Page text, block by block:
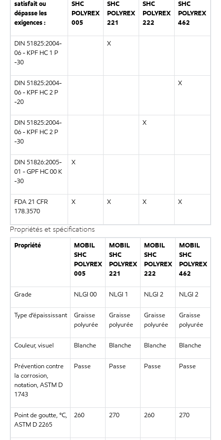
satisfait ou
dépasse les
exigences :
SHC
POLYREX
005
SHC
POLYREX
221
SHC
POLYREX
222
SHC
POLYREX
462
DIN 51825:2004-
06 - KPF HC 1 P
-30
X
DIN 51825:2004-
06 - KPF HC 2 P
-20
X
DIN 51825:2004-
06 - KPF HC 2 P
-30
X
DIN 51826:2005-
01 - GPF HC 00 K
-30
X
FDA 21 CFR
178.3570
X X X X
Propriétés et spécifications
Propriété
MOBIL
SHC
POLYREX
005
MOBIL
SHC
POLYREX
221
MOBIL
SHC
POLYREX
222
MOBIL
SHC
POLYREX
462
Grade NLGI 00 NLGI 1 NLGI 2 NLGI 2
Type d’épaississant
Graisse
polyurée
Graisse
polyurée
Graisse
polyurée
Graisse
polyurée
Couleur, visuel Blanche Blanche Blanche Blanche
Prévention contre
la corrosion,
notation, ASTM D
1743
Passe Passe Passe Passe
Point de goutte, °C,
ASTM D 2265
260 270 260 270